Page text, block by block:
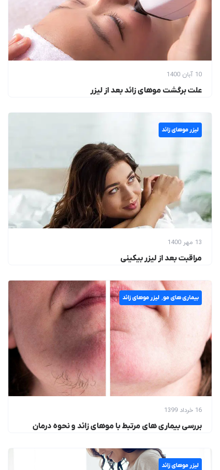
10 آبان 1400
علت برگشت موهای زائد بعد از لیزر
لیزر موهای زائد
13 مهر 1400
مراقبت بعد از لیزر بیکینی
بیماری های مو, لیزر موهای زائد
16 خرداد 1399
بررسی بیماری های مرتبط با موهای زائد و نحوه درمان
لیزر موهای زائد